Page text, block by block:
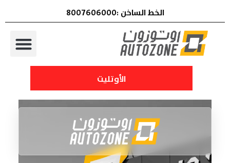
الخط الساخن :8007606000
الأوتليت